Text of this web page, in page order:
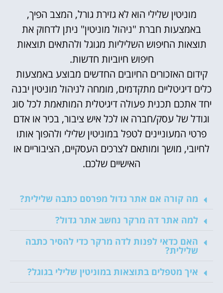
מוניטין שלילי הוא לא גזירת גורל, המצב הפיך,
באמצעות חברת "ניהול מוניטין" ניתן לדחוק את
תוצאות החיפוש השליליות מגוגל ולהתאים תוצאות
חיפוש חיוביות חדשות.
קידום האזכורים החיובים החדשים מבוצע באמצעות
כלים דיגיטליים מתקדמים, מומחה לניהול מוניטין יבנה
יחד אתכם תכנית פעולה דיגיטלית המותאמת לכל סוג
וגודל של עסק/חברה או לכל איש ציבור, בכיר או אדם
פרטי המעוניינים לטפל במוניטין שלילי ולהפוך אותו
לחיובי, מושך ומותאם לצרכים העסקיים, הציבוריים או
האישיים שלכם.
מה קורה אם אתר גדול מפרסם כתבה שלילית?
למה אתר דה מרקר נחשב אתר גדול?
האם כדאי לפנות לדה מרקר כדי להסיר כתבה
שלילית?
איך מטפלים בתוצאות במוניטין שלילי בגוגל?